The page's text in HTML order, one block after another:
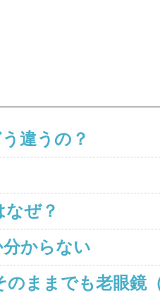
違うの？
ぜ？
からない
ままでも老眼鏡